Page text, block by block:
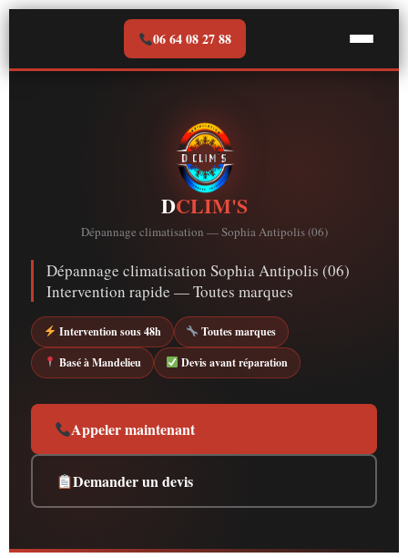
Aller
06 64 08 27 88
DCLIM'S
Dépannage climatisation — Sophia Antipolis (06)
Dépannage climatisation Sophia Antipolis (06)
Intervention rapide — Toutes marques
Intervention sous 48h
Toutes marques
Basé à Mandelieu
Devis avant réparation
Appeler maintenant
Demander un devis